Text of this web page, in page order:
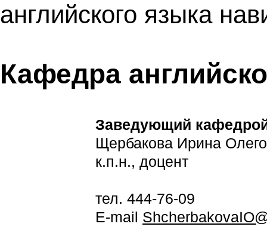
английского языка
Кафедра
Заведующий
Щербакова Ирина
к.п.н., доцент
тел. 444-76-09
E-mail